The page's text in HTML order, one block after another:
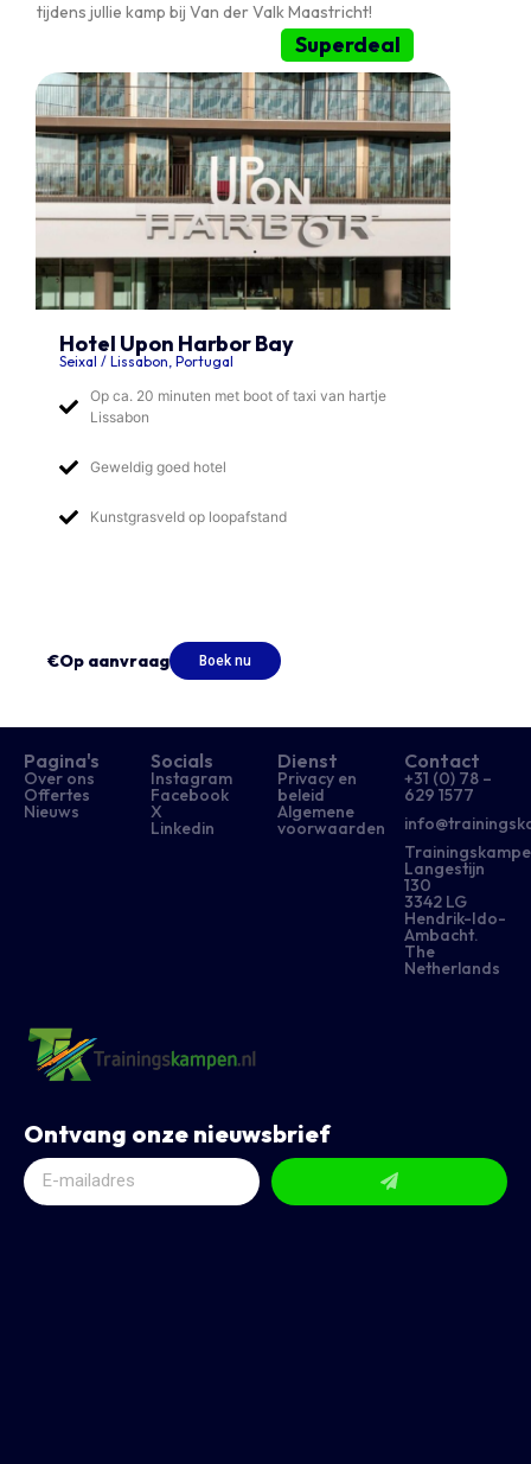
tijdens jullie kamp bij Van der Valk Maastricht!
Hotel Upon Harbor Bay
Seixal / Lissabon, Portugal
Superdeal
Op ca. 20 minuten met boot of taxi van hartje
Lissabon
Geweldig goed hotel
Kunstgrasveld op loopafstand
€Op aanvraag Boek nu
Pagina's
Over ons
Offertes
Nieuws
Socials
Instagram
Facebook
X
Linkedin
Dienst
Privacy en
beleid
Algemene
voorwaarden
Contact
+31 (0) 78 –
629 1577​
Langestijn
130
3342 LG
Hendrik-Ido-
Ambacht.
The
Netherlands
Ontvang onze nieuwsbrief